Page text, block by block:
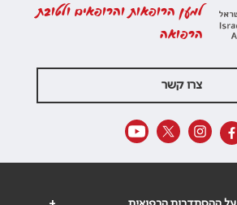
למען הרופאות והרופאים ולטובת
הרפואה
צרו קשר